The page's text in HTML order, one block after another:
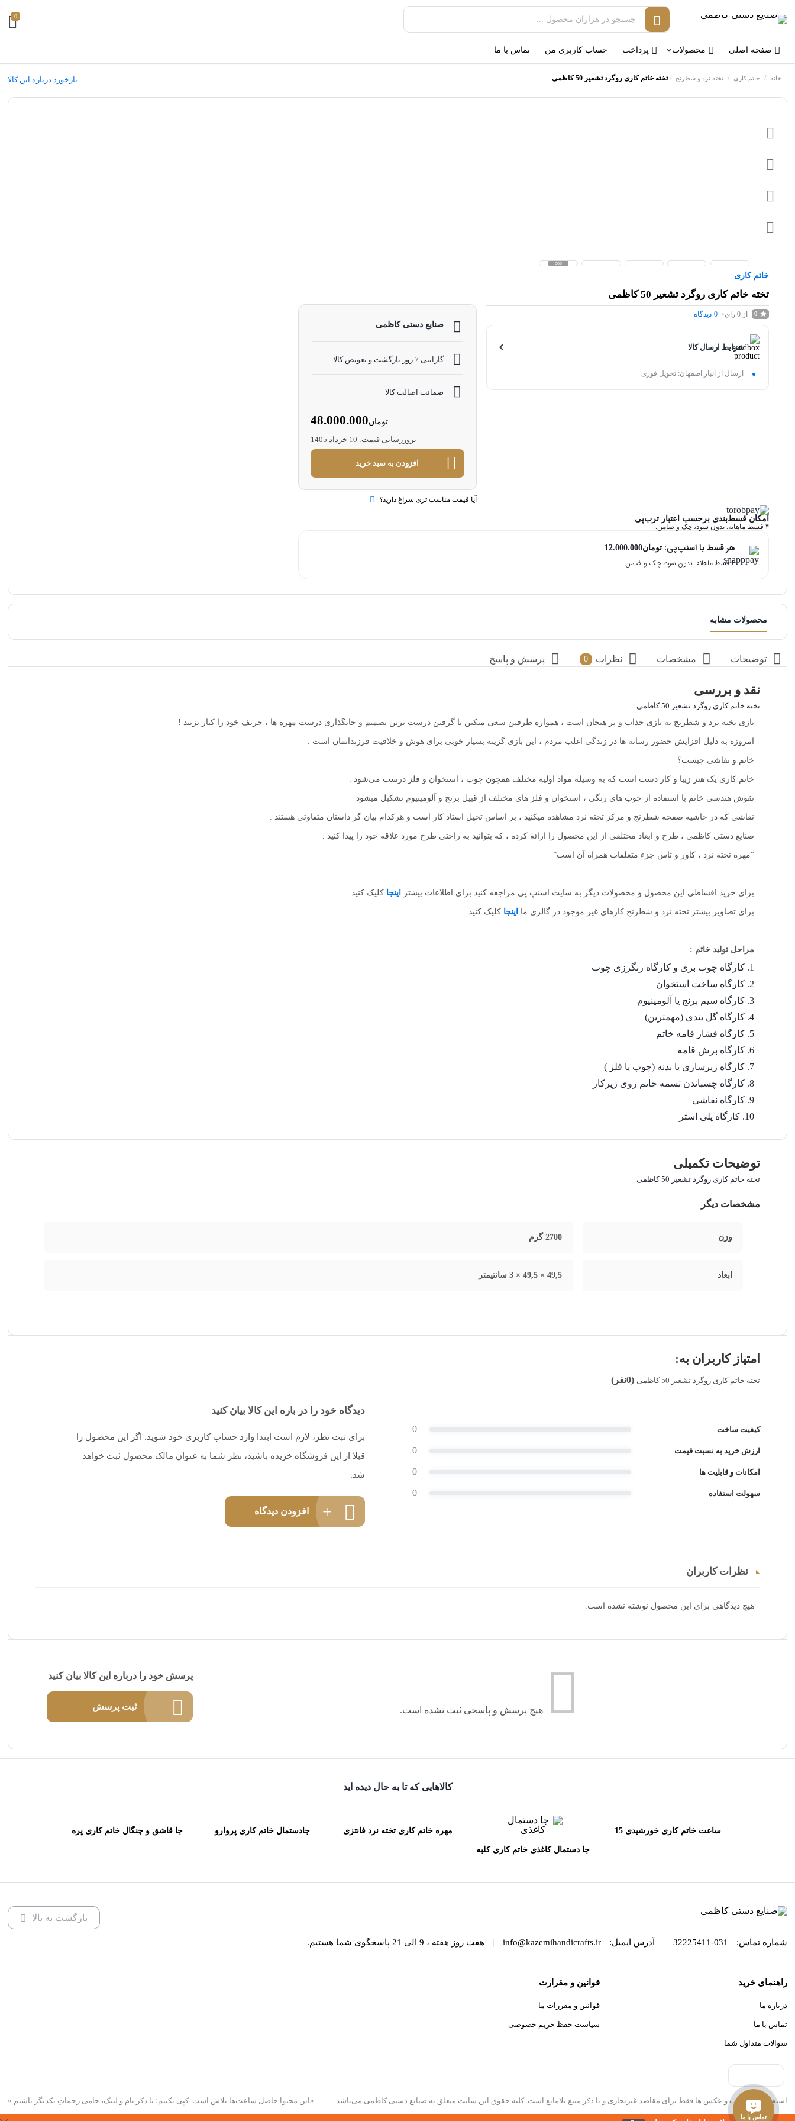
0
صفحه اصلی محصولات پرداخت حساب کاربری من تماس با ما
بازخورد درباره این کالا خانه / خاتم کاری / تخته نرد و شطرنج /تخته خاتم کاری روگرد تشعیر 50 کاظمی
خاتم کاری
تخته خاتم کاری روگرد تشعیر 50 کاظمی
0 از 0 رای 0 دیدگاه
شرایط ارسال کالا
ارسال از انبار اصفهان: تحویل فوری
صنایع دستی کاظمی
گارانتی 7 روز بازگشت و تعویض کالا
ضمانت اصالت کالا
تومان48.000.000
بروزرسانی قیمت: 10 خرداد 1405
افزودن به سبد خرید
آیا قیمت مناسب تری سراغ دارید؟
امکان قسط‌بندی برحسب اعتبار ترب‌پی
۴ قسط ماهانه. بدون سود، چک و ضامن.
هر قسط با اسنپ‌پی:تومان12.000.000
۴ قسط ماهانه. بدون سود، چک و ضامن.
محصولات مشابه
توضیحات مشخصات نظرات 0 پرسش و پاسخ
نقد و بررسی
تخته خاتم کاری روگرد تشعیر 50 کاظمی
بازی تخته نرد و شطرنج یه بازی جذاب و پر هیجان است ، همواره طرفین سعی میکنن با گرفتن درست ترین تصمیم و جایگذاری درست مهره ها ، حریف خود را کنار بزنند !
امروزه به دلیل افزایش حضور رسانه ها در زندگی اغلب مردم ، این بازی گزینه بسیار خوبی برای هوش و خلاقیت فرزندانمان است .
خاتم و نقاشی چیست؟
خاتم کاری یک هنر زیبا و کار دست است که به وسیله مواد اولیه مختلف همچون چوب ، استخوان و فلز درست می‌شود .
نقوش هندسی خاتم با استفاده از چوب های رنگی ، استخوان و فلز های مختلف از قبیل برنج و آلومینیوم تشکیل میشود
نقاشی که در حاشیه صفحه شطرنج و مرکز تخته نرد مشاهده میکنید ، بر اساس تخیل استاد کار است و هرکدام بیان گر داستان متفاوتی هستند .
صنایع دستی کاظمی ، طرح و ابعاد مختلفی از این محصول را ارائه کرده ، که بتوانید به راحتی طرح مورد علاقه خود را پیدا کنید .
“مهره تخته نرد ، کاور و تاس جزء متعلقات همراه آن است”
برای خرید اقساطی این محصول و محصولات دیگر به سایت اسنپ پی مراجعه کنید برای اطلاعات بیشتر اینجا کلیک کنید
برای تصاویر بیشتر تخته نرد و شطرنج کارهای غیر موجود در گالری ما اینجا کلیک کنید
مراحل تولید خاتم :
کارگاه چوب بری و کارگاه رنگرزی چوب
کارگاه ساخت استخوان
کارگاه سیم برنج یا آلومینیوم
کارگاه گل بندی (مهمترین)
کارگاه فشار قامه خاتم
کارگاه برش قامه
کارگاه زیرسازی یا بدنه (چوب یا فلز )
کارگاه چسباندن تسمه خاتم روی زیرکار
کارگاه نقاشی
کارگاه پلی استر
توضیحات تکمیلی
تخته خاتم کاری روگرد تشعیر 50 کاظمی
مشخصات دیگر
وزن 2700 گرم
ابعاد 49,5 × 49,5 × 3 سانتیمتر
امتیاز کاربران به:
تخته خاتم کاری روگرد تشعیر 50 کاظمی (0نفر)
کیفیت ساخت 0
ارزش خرید به نسبت قیمت 0
امکانات و قابلیت ها 0
سهولت استفاده 0
دیدگاه خود را در باره این کالا بیان کنید
برای ثبت نظر، لازم است ابتدا وارد حساب کاربری خود شوید. اگر این محصول را
قبلا از این فروشگاه خریده باشید، نظر شما به عنوان مالک محصول ثبت خواهد
شد.
افزودن دیدگاه
نظرات کاربران
هیچ دیدگاهی برای این محصول نوشته نشده است.
هیچ پرسش و پاسخی ثبت نشده است.
پرسش خود را درباره این کالا بیان کنید
ثبت پرسش
کالاهایی که تا به حال دیده اید
ساعت خاتم کاری خورشیدی 15
جا دستمال کاغذی خاتم کاری کلبه
مهره خاتم کاری تخته نرد فانتزی جادستمال خاتم کاری پروارو جا قاشق و چنگال خاتم کاری پره
بازگشت به بالا
شماره تماس: 031-32225411
| آدرس ایمیل: info@kazemihandicrafts.ir
| هفت روز هفته ، 9 الی 21 پاسخگوی شما هستیم.
راهنمای خرید
درباره ما
تماس با ما
سوالات متداول شما
قوانین و مقرارت
قوانین و مقررات ما
سیاست حفظ حریم خصوصی
استفاده از مطالب و عکس ها فقط برای مقاصد غیرتجاری و با ذکر منبع بلامانع است. کلیه حقوق این سایت متعلق به صنایع دستی کاظمی می‌باشد «این محتوا حاصل ساعت‌ها تلاش است. کپی نکنیم؛ با ذکر نام و لینک، حامی زحماتِ یکدیگر باشیم.»
تماس با ما